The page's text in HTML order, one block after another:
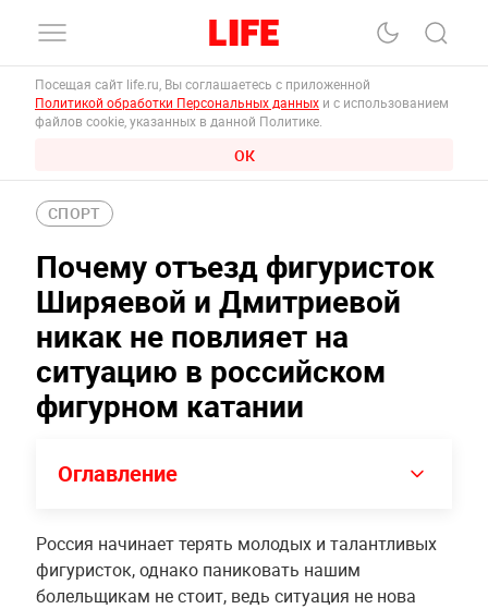
Посещая сайт life.ru, Вы соглашаетесь с приложенной
Политикой обработки Персональных данных и с использованием
файлов cookie, указанных в данной Политике.
ОК
СПОРТ
Почему отъезд фигуристок
Ширяевой и Дмитриевой
никак не повлияет на
ситуацию в российском
фигурном катании
Оглавление
Россия начинает терять молодых и талантливых
фигуристок, однако паниковать нашим
болельщикам не стоит, ведь ситуация не нова